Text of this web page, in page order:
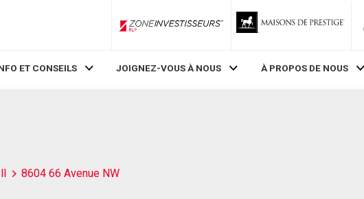
ZoneInvestisseurs RLP
ET CONSEILS JOIGNEZ-VOUS À NOUS À PROPOS DE NOUS
8604 66 Avenue NW